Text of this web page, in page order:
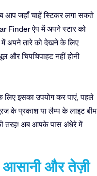
आप जहाँ चाहें स्टिकर लगा सकते
Finder ऐप में अपने स्टार को
अपने तारे को देखने के लिए
और चिपचिपाहट नहीं होनी
लिए इसका उपयोग कर पाएं, पहले
के प्रकाश या लैम्प के लाइट बीम
तरह! अब आपके पास अंधेरे में
आसानी और तेज़ी